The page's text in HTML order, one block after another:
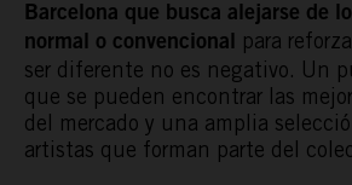
Barcelona que busca alejarse de
normal o convencional para
ser diferente no es negativo. Un
que se pueden encontrar las
del mercado y una amplia
artistas que forman parte del